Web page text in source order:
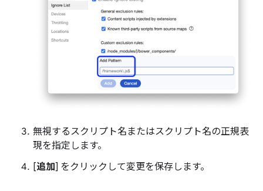
無視するスクリプト名またはスクリプト名の正規表
現を指定します。
[追加] をクリックして変更を保存します。